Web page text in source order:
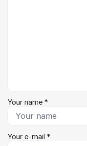
Your name *
Your e-mail *